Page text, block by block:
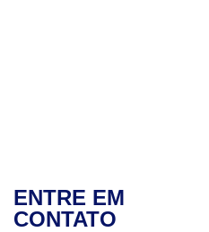
ENTRE EM
CONTATO